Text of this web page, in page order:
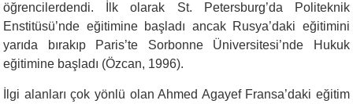
öğrencilerdendi. İlk olarak St. Petersburg’da Politeknik
Enstitüsü’nde eğitimine başladı ancak Rusya’daki eğitimini
yarıda bırakıp Paris’te Sorbonne Üniversitesi’nde Hukuk
eğitimine başladı (Özcan, 1996).
İlgi alanları çok yönlü olan Ahmed Agayef Fransa’daki eğitim